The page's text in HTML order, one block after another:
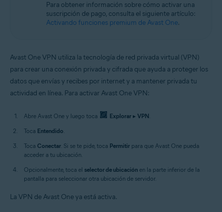
Para obtener información sobre cómo activar una
suscripción de pago, consulta el siguiente artículo:
Activando funciones premium de Avast One.
Avast One VPN utiliza la tecnología de red privada virtual (VPN)
para crear una conexión privada y cifrada que ayuda a proteger los
datos que envías y recibes por internet y a mantener privada tu
actividad en línea. Para activar Avast One VPN:
Abre Avast One y luego toca Explorar ▸ VPN.
Toca Entendido.
Toca Conectar. Si se te pide, toca Permitir para que Avast One pueda
acceder a tu ubicación.
Opcionalmente, toca el selector de ubicación en la parte inferior de la
pantalla para seleccionar otra ubicación de servidor.
La VPN de Avast One ya está activa.